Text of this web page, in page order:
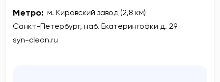
Метро: м. Кировский завод (2,8 км)
Санкт-Петербург, наб. Екатерингофки д. 29
syn-clean.ru